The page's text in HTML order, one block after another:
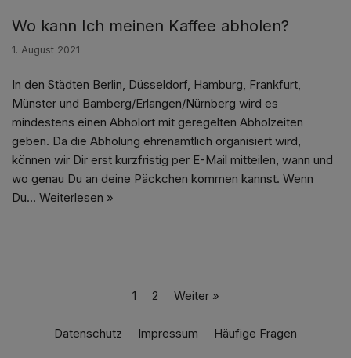
Wo kann Ich meinen Kaffee abholen?
1. August 2021
In den Städten Berlin, Düsseldorf, Hamburg, Frankfurt,
Münster und Bamberg/Erlangen/Nürnberg wird es
mindestens einen Abholort mit geregelten Abholzeiten
geben. Da die Abholung ehrenamtlich organisiert wird,
können wir Dir erst kurzfristig per E-Mail mitteilen, wann und
wo genau Du an deine Päckchen kommen kannst. Wenn
Du… Weiterlesen »
1 2 Weiter »
Datenschutz Impressum Häufige Fragen